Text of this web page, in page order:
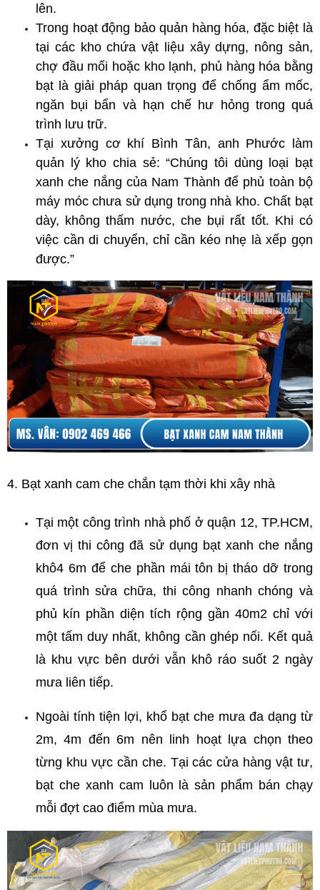
lên.
Trong hoạt động bảo quản hàng hóa, đặc biệt là
tại các kho chứa vật liệu xây dựng, nông sản,
chợ đầu mối hoặc kho lạnh, phủ hàng hóa bằng
bạt là giải pháp quan trọng để chống ẩm mốc,
ngăn bụi bẩn và hạn chế hư hỏng trong quá
trình lưu trữ.
Tại xưởng cơ khí Bình Tân, anh Phước làm
quản lý kho chia sẻ: “Chúng tôi dùng loại bạt
xanh che nắng của Nam Thành để phủ toàn bộ
máy móc chưa sử dụng trong nhà kho. Chất bạt
dày, không thấm nước, che bụi rất tốt. Khi có
việc cần di chuyển, chỉ cần kéo nhẹ là xếp gọn
được.”
4. Bạt xanh cam che chắn tạm thời khi xây nhà
Tại một công trình nhà phố ở quận 12, TP.HCM,
đơn vị thi công đã sử dụng bạt xanh che nắng
khô4 6m để che phần mái tôn bị tháo dỡ trong
quá trình sửa chữa, thi công nhanh chóng và
phủ kín phần diện tích rộng gần 40m2 chỉ với
một tấm duy nhất, không cần ghép nối. Kết quả
là khu vực bên dưới vẫn khô ráo suốt 2 ngày
mưa liên tiếp.
Ngoài tính tiện lợi, khổ bạt che mưa đa dạng từ
2m, 4m đến 6m nên linh hoạt lựa chọn theo
từng khu vực cần che. Tại các cửa hàng vật tư,
bạt che xanh cam luôn là sản phẩm bán chạy
mỗi đợt cao điểm mùa mưa.